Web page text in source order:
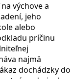
výchove a
jeho
alebo
príčinu
najmä
dochádzky do